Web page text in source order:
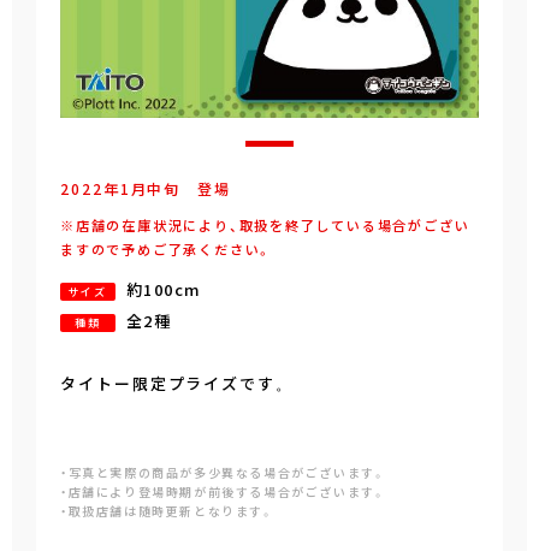
2022年1 月中旬 登場
※店舗の在庫状況により、取扱を終了している場合がござい
ますので予めご了承ください。
サイズ 約100cm
種類 全2種
タイトー限定プライズです 。
・写真と実際の商品が多少異なる場合がございます。
・店舗により登場時期が前後する場合がございます。
・取扱店舗は随時更新となります。